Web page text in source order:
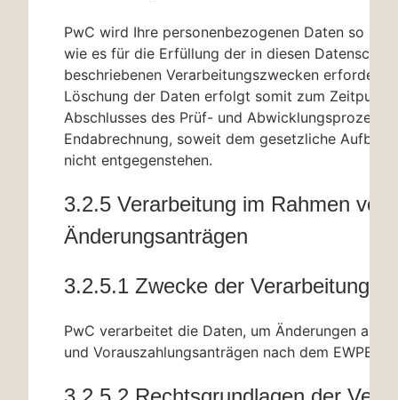
PwC wird Ihre personenbezogenen Daten so
wie es für die Erfüllung der in diesen
beschriebenen Verarbeitungszwecken
Löschung der Daten erfolgt somit zum Zeitpunkt
Abschlusses des Prüf- und
Endabrechnung, soweit dem gesetzliche
nicht entgegenstehen.
3.2.5 Verarbeitung im Rahmen von
Änderungsanträgen
3.2.5.1 Zwecke der Verarbeitung
PwC verarbeitet die Daten, um Änderungen an
und Vorauszahlungsanträgen nach dem EWPBG